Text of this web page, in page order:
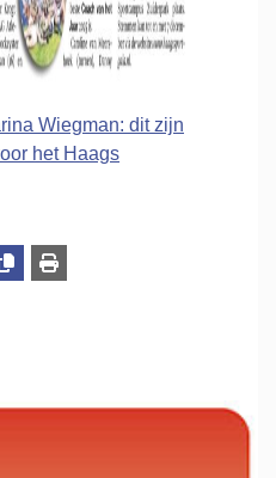
Wiegman: dit zijn
het Haags